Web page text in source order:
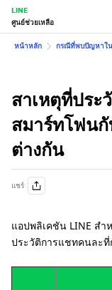
LINE
ศูนย์ช่วยเหลือ
หน้าหลัก กรณีที่พบปัญหาใ
สาเหตุที่ปร
สมาร์ทโฟน
ต่างกัน
แชร์
แอปพลิเคชัน LINE สำ
ประวัติการแชทคนละ